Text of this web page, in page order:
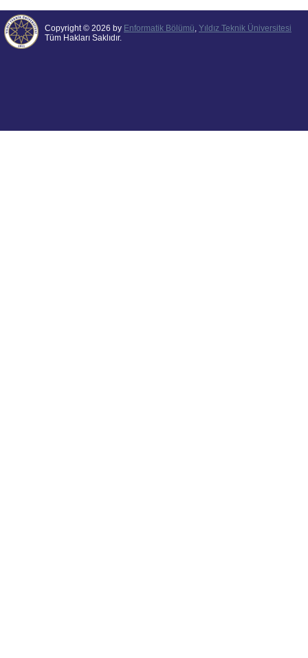
Copyright © 2026 by Enformatik Bölümü, Yıldız Teknik Üniversitesi
Tüm Hakları Saklıdır.